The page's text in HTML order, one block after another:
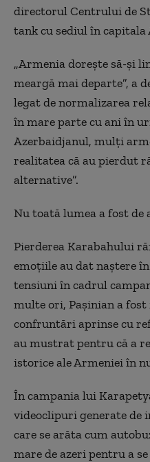
directorul Centrului de
tank cu sediul în capitala
„Armenia dorește să-și
meargă mai departe”, a
legat de normalizarea
în mare parte cu ani în
Azerbaidjanul, mulți
realitatea că au pierdut
alternative”.
Nu toată lumea a fost de
Pierderea Karabahului
emoțiile au dat naștere
tensiuni în cadrul
multe ori, Pașinian a
confruntări aprinse cu
au mustrat pentru că a
istorice ale Armeniei în
În campania lui
videoclipuri generate
care se arăta cum
mare de azeri pentru a